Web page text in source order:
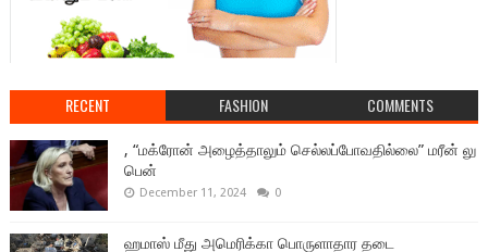
RECENT FASHION COMMENTS
, “மக்ரோன் அழைத்தாலும் செல்லப்போவதில்லை” மரீன் லு
பென்
December 11, 2024 0
ஹமாஸ் மீது அமெரிக்கா பொருளாதார தடை